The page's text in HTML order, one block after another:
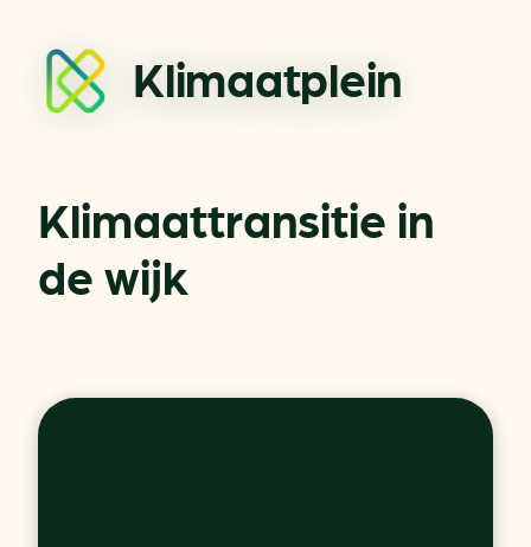
Klimaatplein
Klimaattransitie in
de wijk